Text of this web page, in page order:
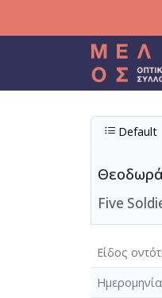
Default
Five
Είδος